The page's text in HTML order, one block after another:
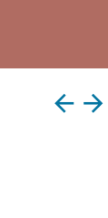
arrow_back arrow_forward